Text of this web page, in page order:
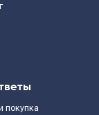
покупка